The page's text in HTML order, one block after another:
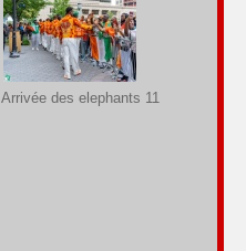
Arrivée des elephants 11